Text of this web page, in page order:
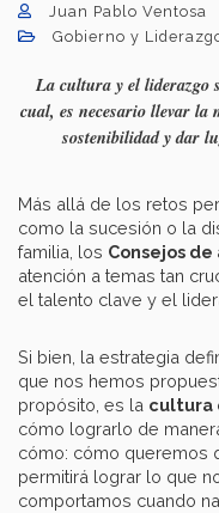
Juan Pablo Ventosa
Gobierno y
La cultura y el liderazgo
cual, es necesario llevar la
sostenibilidad y dar
Más allá de los retos
como la sucesión o la
familia, los Consejos
atención a temas tan
el talento clave y el
Si bien, la estrategia
que nos hemos
propósito, es la cultura
cómo lograrlo de
cómo: cómo queremos
permitirá lograr lo que
comportamos cuando